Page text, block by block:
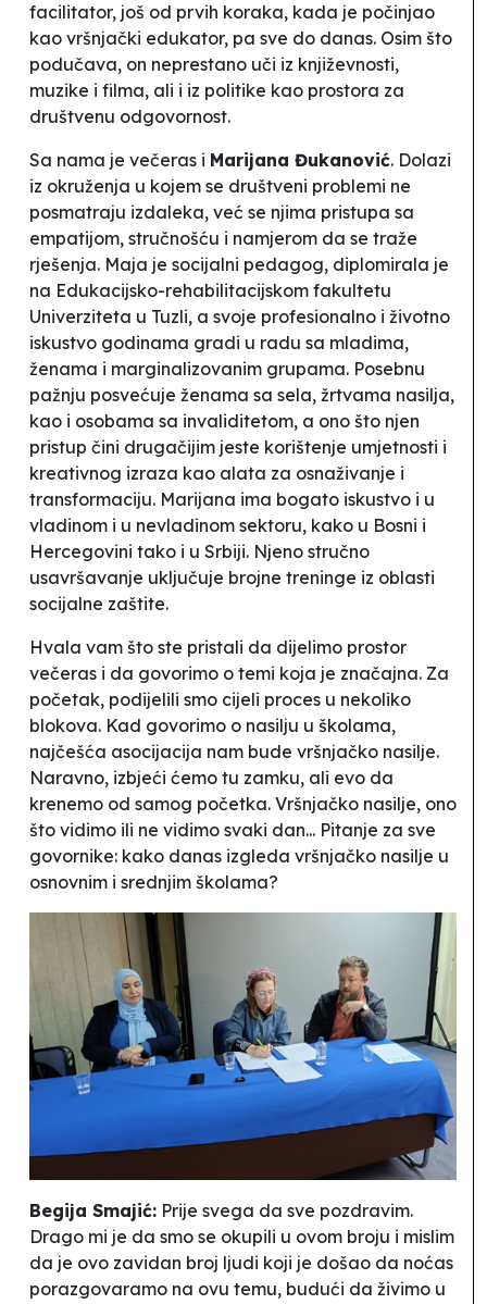
facilitator, još od prvih koraka, kada je počinjao
kao vršnjački edukator, pa sve do danas. Osim što
podučava, on neprestano uči iz književnosti,
muzike i filma, ali i iz politike kao prostora za
društvenu odgovornost.
Sa nama je večeras i Marijana Đukanović. Dolazi
iz okruženja u kojem se društveni problemi ne
posmatraju izdaleka, već se njima pristupa sa
empatijom, stručnošću i namjerom da se traže
rješenja. Maja je socijalni pedagog, diplomirala je
na Edukacijsko-rehabilitacijskom fakultetu
Univerziteta u Tuzli, a svoje profesionalno i životno
iskustvo godinama gradi u radu sa mladima,
ženama i marginalizovanim grupama. Posebnu
pažnju posvećuje ženama sa sela, žrtvama nasilja,
kao i osobama sa invaliditetom, a ono što njen
pristup čini drugačijim jeste korištenje umjetnosti i
kreativnog izraza kao alata za osnaživanje i
transformaciju. Marijana ima bogato iskustvo i u
vladinom i u nevladinom sektoru, kako u Bosni i
Hercegovini tako i u Srbiji. Njeno stručno
usavršavanje uključuje brojne treninge iz oblasti
socijalne zaštite.
Hvala vam što ste pristali da dijelimo prostor
večeras i da govorimo o temi koja je značajna. Za
početak, podijelili smo cijeli proces u nekoliko
blokova. Kad govorimo o nasilju u školama,
najčešća asocijacija nam bude vršnjačko nasilje.
Naravno, izbjeći ćemo tu zamku, ali evo da
krenemo od samog početka. Vršnjačko nasilje, ono
što vidimo ili ne vidimo svaki dan... Pitanje za sve
govornike: kako danas izgleda vršnjačko nasilje u
osnovnim i srednjim školama?
Begija Smajić: Prije svega da sve pozdravim.
Drago mi je da smo se okupili u ovom broju i mislim
da je ovo zavidan broj ljudi koji je došao da noćas
porazgovaramo na ovu temu, budući da živimo u